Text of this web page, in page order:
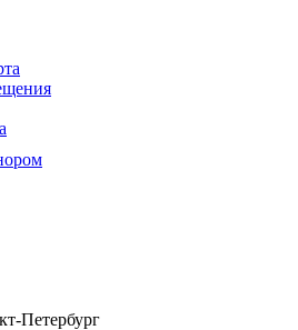
Петербург